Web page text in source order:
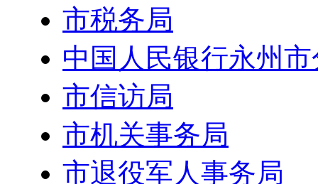
市税务局
中国人民银行永州
市信访局
市机关事务局
市退役军人事务局